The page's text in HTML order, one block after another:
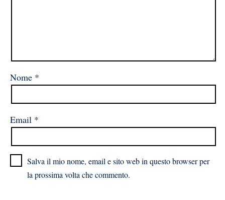
Nome *
Email *
Salva il mio nome, email e sito web in questo browser per
la prossima volta che commento.